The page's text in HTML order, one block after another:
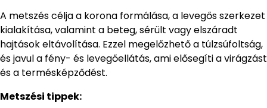
A metszés célja a korona formálása, a levegős szerkezet
kialakítása, valamint a beteg, sérült vagy elszáradt
hajtások eltávolítása. Ezzel megelőzhető a túlzsúfoltság,
és javul a fény- és levegőellátás, ami elősegíti a virágzást
és a termésképződést.
Metszési tippek: